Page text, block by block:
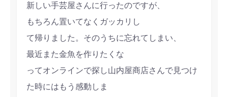
新しい手芸屋さんに行ったのですが、
もちろん置いてなくガッカリし
て帰りました。そのうちに忘れてしまい、
最近また金魚を作りたくな
ってオンラインで探し山内屋商店さんで見つけ
た時にはもう感動しま